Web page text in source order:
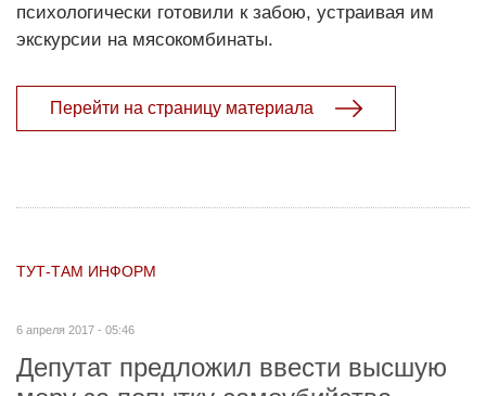
психологически готовили к забою, устраивая им
экскурсии на мясокомбинаты.
Перейти на страницу материала
ТУТ-ТАМ ИНФОРМ
6 апреля 2017 - 05:46
Депутат предложил ввести высшую